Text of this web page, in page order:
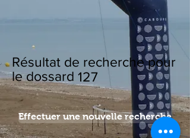
Résultat de recherche pour
le dossard 127
Effectuer une nouvelle recherche